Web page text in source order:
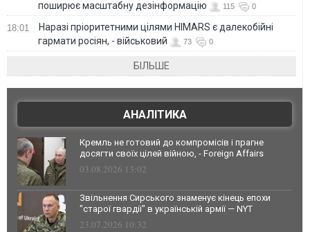
поширює масштабну дезінформацію 115 0
18:01
Наразі пріоритетними цілями HIMARS є далекобійні
гармати росіян, - військовий
73 0
БІЛЬШЕ
АНАЛІТИКА
Кремль не готовий до компромісів і прагне
досягти своїх цілей війною, - Foreign Affairs
03.08.2026 13:02
Звільнення Сирського знаменує кінець епохи
"старої гвардії" в українській армії — NYT
23.07.2026 10:32